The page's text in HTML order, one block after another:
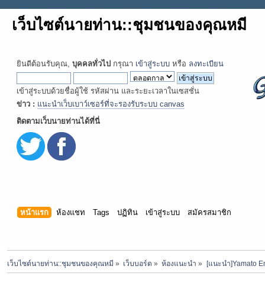
เว็บไซต์นายท่าน::ชุมชนของคุณหมี
ยินดีต้อนรับคุณ, บุคคลทั่วไป กรุณา เข้าสู่ระบบ หรือ ลงทะเบียน
เข้าสู่ระบบด้วยชื่อผู้ใช้ รหัสผ่าน และระยะเวลาในเซสชั่น
ข่าว : แนะนำเว็บเบาว์เซอร์ที่จะรองรับระบบ canvas
ติดตามเว็บนายท่านได้ที่นี่
หน้าแรก ห้องแชท Tags ปฏิทิน เข้าสู่ระบบ สมัครสมาชิก
เว็บไซต์นายท่าน::ชุมชนของคุณหมี » เว็บบอร์ด » ห้องแนะนำ » [แนะนำ]Yamato